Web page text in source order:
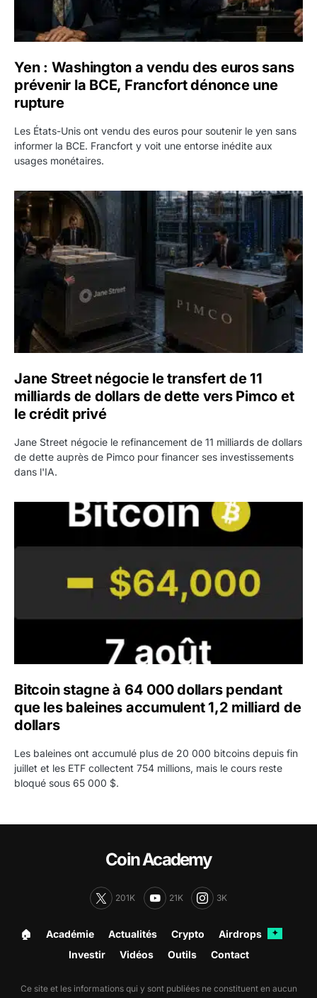
Yen : Washington a vendu des euros sans
prévenir la BCE, Francfort dénonce une
rupture
Les États-Unis ont vendu des euros pour soutenir le yen sans
informer la BCE. Francfort y voit une entorse inédite aux
usages monétaires.
Jane Street négocie le transfert de 11 milliards de
Jane Street négocie le transfert de 11
milliards de dollars de dette vers Pimco et
le crédit privé
Jane Street négocie le refinancement de 11 milliards de dollars
de dette auprès de Pimco pour financer ses investissements
dans l'IA.
Bitcoin stagne à 64 000 dollars pendant que les
Bitcoin stagne à 64 000 dollars pendant
que les baleines accumulent 1,2 milliard de
dollars
Les baleines ont accumulé plus de 20 000 bitcoins depuis fin
juillet et les ETF collectent 754 millions, mais le cours reste
bloqué sous 65 000 $.
Coin Academy
201K 21K 3K
🏠︎ Académie Actualités Crypto Airdrops ✦
Investir Vidéos Outils Contact
Ce site et les informations qui y sont publiées ne constituent en aucun